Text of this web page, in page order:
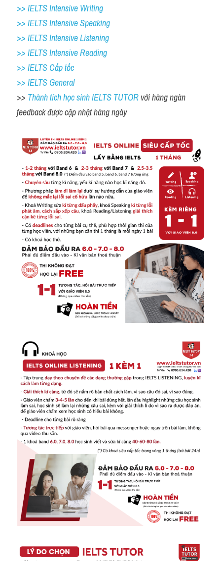
>> IELTS Intensive Writing
>> IELTS Intensive Speaking
>> IELTS Intensive Listening
>> IELTS Intensive Reading
>> IELTS Cấp tốc
>> IELTS General
>> Thành tích học sinh IELTS TUTOR với hàng ngàn
feedback được cập nhật hàng ngày